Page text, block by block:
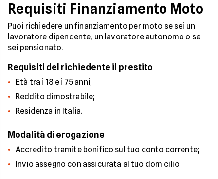
Requisiti Finanziamento Moto
Puoi richiedere un finanziamento per moto se sei un
lavoratore dipendente, un lavoratore autonomo o se
sei pensionato.
Requisiti del richiedente il prestito
Età tra i 18 e i 75 anni;
Reddito dimostrabile;
Residenza in Italia.
Modalità di erogazione
Accredito tramite bonifico sul tuo conto corrente;
Invio assegno con assicurata al tuo domicilio